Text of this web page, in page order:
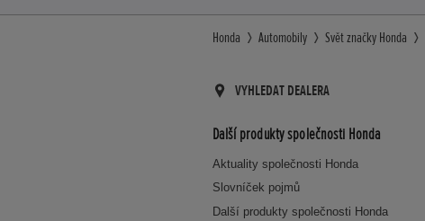
Honda Automobily Svět značky Honda
VYHLEDAT DEALERA
Další produkty společnosti Honda
Aktuality společnosti Honda
Slovníček pojmů
Další produkty společnosti Honda